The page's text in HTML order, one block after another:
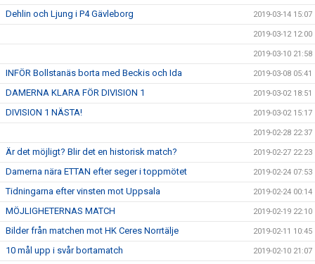
Dehlin och Ljung i P4 Gävleborg 2019-03-14 15:07
2019-03-12 12:00
2019-03-10 21:58
INFÖR Bollstanäs borta med Beckis och Ida 2019-03-08 05:41
DAMERNA KLARA FÖR DIVISION 1 2019-03-02 18:51
DIVISION 1 NÄSTA! 2019-03-02 15:17
2019-02-28 22:37
Är det möjligt? Blir det en historisk match? 2019-02-27 22:23
Damerna nära ETTAN efter seger i toppmötet 2019-02-24 07:53
Tidningarna efter vinsten mot Uppsala 2019-02-24 00:14
MÖJLIGHETERNAS MATCH 2019-02-19 22:10
Bilder från matchen mot HK Ceres Norrtälje 2019-02-11 10:45
10 mål upp i svår bortamatch 2019-02-10 21:07